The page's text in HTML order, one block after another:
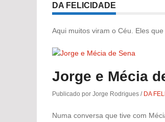
DA FELICIDADE
Aqui muitos viram o Céu. Eles
Jorge e Mécia
Publicado por Jorge Rodrigues / DA
Numa conversa que tive com